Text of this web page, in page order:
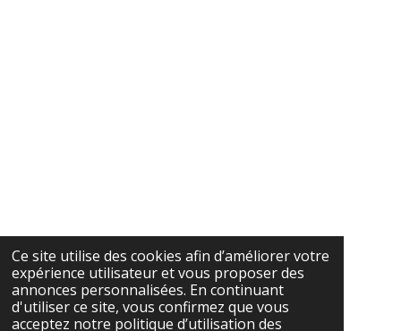
Ce site utilise des cookies afin d’améliorer votre
expérience utilisateur et vous proposer des
annonces personnalisées. En continuant
d'utiliser ce site, vous confirmez que vous
acceptez notre politique d’utilisation des